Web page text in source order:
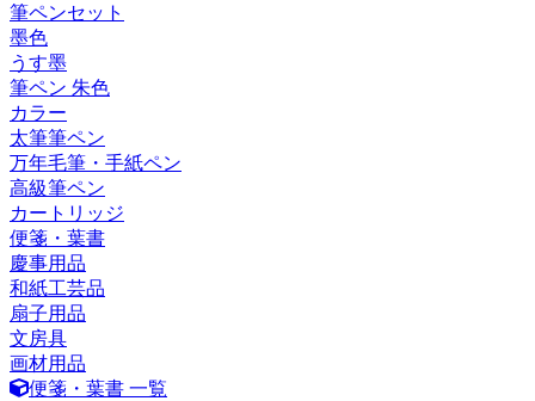
筆ペンセット
墨色
うす墨
筆ペン 朱色
カラー
太筆筆ペン
万年毛筆・手紙ペン
高級筆ペン
カートリッジ
便箋・葉書
慶事用品
和紙工芸品
扇子用品
文房具
画材用品
便箋・葉書 一覧